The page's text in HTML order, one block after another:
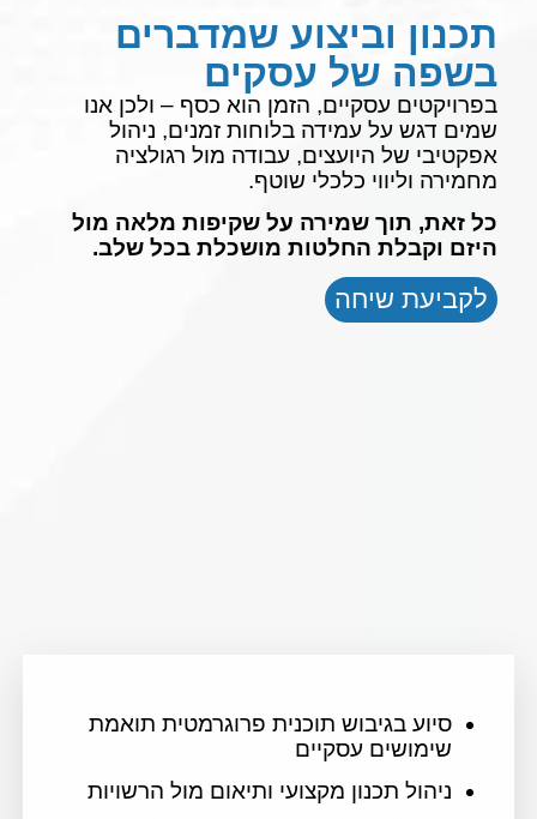
תכנון וביצוע שמדברים
בשפה של עסקים
בפרויקטים עסקיים, הזמן הוא כסף – ולכן אנו
שמים דגש על עמידה בלוחות זמנים, ניהול
אפקטיבי של היועצים, עבודה מול רגולציה
מחמירה וליווי כלכלי שוטף.
כל זאת, תוך שמירה על שקיפות מלאה מול
היזם וקבלת החלטות מושכלת בכל שלב.
לקביעת שיחה
סיוע בגיבוש תוכנית פרוגרמטית תואמת
שימושים עסקיים
ניהול תכנון מקצועי ותיאום מול הרשויות